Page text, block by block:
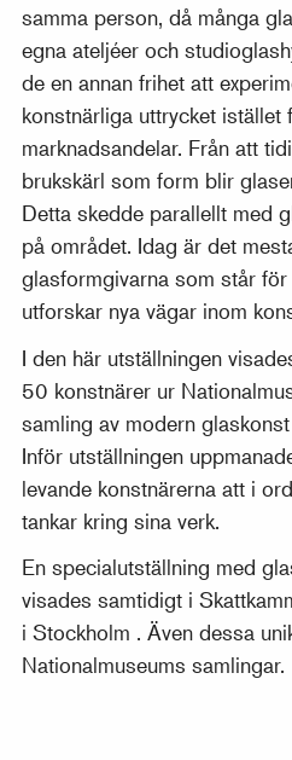
samma person, då många
egna ateljéer och
de en annan frihet att
konstnärliga uttrycket istället
marknadsandelar. Från att
brukskärl som form blir
Detta skedde parallellt med
på området. Idag är det
glasformgivarna som står
utforskar nya vägar inom
I den här utställningen
50 konstnärer ur
samling av modern
Inför utställningen
levande konstnärerna att i
tankar kring sina verk.
En specialutställning med
visades samtidigt i
i Stockholm . Även dessa
Nationalmuseums samlingar.